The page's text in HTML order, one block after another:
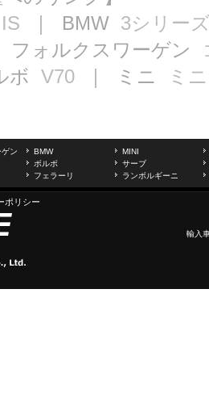
IS ｜ BMW 3シリー
フォルクスワーゲン
ボ V70 ｜ ミニ ミニ
ン BMW
MINI
ボルボ
サーブ
フェラーリ ランボルギーニ
ポリシー
輸入